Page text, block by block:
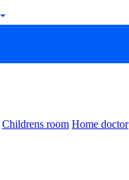
Childrens room Home doctor